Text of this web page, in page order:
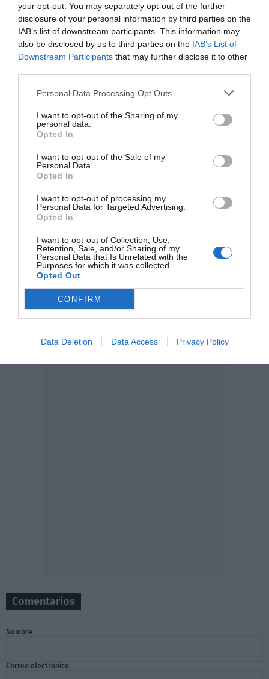
your opt-out. You may separately opt-out of the further
disclosure of your personal information by third parties on the
IAB’s list of downstream participants. This information may
also be disclosed by us to third parties on the IAB’s List of
Downstream Participants that may further disclose it to other
Personal Data Processing Opt Outs
I want to opt-out of the Sharing of my
personal data.
Opted In
I want to opt-out of the Sale of my
Personal Data.
Opted In
I want to opt-out of processing my
Personal Data for Targeted Advertising.
Opted In
I want to opt-out of Collection, Use,
Retention, Sale, and/or Sharing of my
Personal Data that Is Unrelated with the
Purposes for which it was collected.
Opted Out
CONFIRM
Data Deletion Data Access Privacy Policy
presumía termina justo donde empieza la necesidad de
conseguir votos. No hay moderación posible en quien
financia e institucionaliza la intolerancia a cambio de
despachos. Feijóo ya no es el líder de una alternativa
moderada; es el patrocinador oficial del desembarco ultra
en las instituciones de nuestro país.
AñadirDiarioSabemos
como fuente preferida de
Google de forma gratuita
ACTIVAR AHORA
Comentarios
Nombre
Correo electrónico